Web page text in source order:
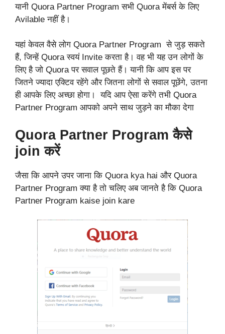
यानी Quora Partner Program सभी Quora मेंबर्स के लिए
Avilable नहीं है।
यहां केवल वैसे लोग Quora Partner Program से जुड़ सकते
हैं, जिन्हें Quora स्वयं Invite करता है। वह भी यह उन लोगों के
लिए है जो Quora पर सवाल पूछते हैं। यानी कि आप इस पर
जितने ज्यादा एक्टिव रहेंगे और जितना लोगों से सवाल पूछेंगे, उतना
ही आपके लिए अच्छा होगा। यदि आप ऐसा करेंगे तभी Quora
Partner Program आपको अपने साथ जुड़ने का मौका देगा
Quora Partner Program कैसे
join करें
जैसा कि आपने उपर जाना कि Quora kya hai और Quora
Partner Program क्या है तो चलिए अब जानते है कि Quora
Partner Program kaise join kare